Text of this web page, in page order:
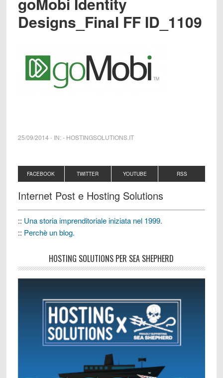
Designs_Final FF ID_1109
25/09/2014 - IN:- HOSTINGSOLUTIONS.IT
FACEBOOK TWITTER YOUTUBE RSS
Internet Post e Hosting Solutions
:: Una storia imprenditoriale iniziata nel 1999.
:: Perchè un blog.
HOSTING SOLUTIONS PER SEA SHEPHERD